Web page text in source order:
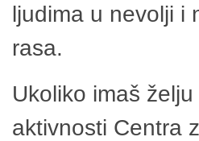
ljudima u nevolji i
rasa.
Ukoliko imaš
aktivnosti Centra